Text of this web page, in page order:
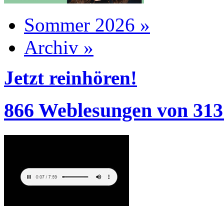
Sommer 2026 »
Archiv »
Jetzt reinhören!
866 Weblesungen von